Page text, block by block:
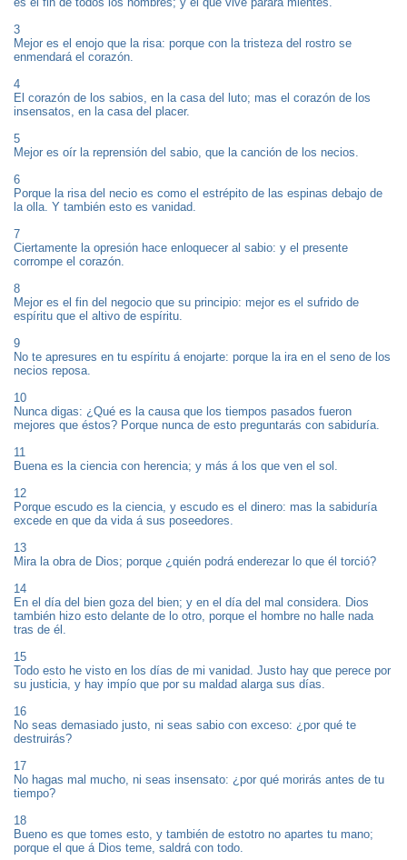
3
Mejor es el enojo que la risa: porque con la tristeza del rostro se
enmendará el corazón.
4
El corazón de los sabios, en la casa del luto; mas el corazón de los
insensatos, en la casa del placer.
5
Mejor es oír la reprensión del sabio, que la canción de los necios.
6
Porque la risa del necio es como el estrépito de las espinas debajo de
la olla. Y también esto es vanidad.
7
Ciertamente la opresión hace enloquecer al sabio: y el presente
corrompe el corazón.
8
Mejor es el fin del negocio que su principio: mejor es el sufrido de
espíritu que el altivo de espíritu.
9
No te apresures en tu espíritu á enojarte: porque la ira en el seno de los
necios reposa.
10
Nunca digas: ¿Qué es la causa que los tiempos pasados fueron
mejores que éstos? Porque nunca de esto preguntarás con sabiduría.
11
Buena es la ciencia con herencia; y más á los que ven el sol.
12
Porque escudo es la ciencia, y escudo es el dinero: mas la sabiduría
excede en que da vida á sus poseedores.
13
Mira la obra de Dios; porque ¿quién podrá enderezar lo que él torció?
14
En el día del bien goza del bien; y en el día del mal considera. Dios
también hizo esto delante de lo otro, porque el hombre no halle nada
tras de él.
15
Todo esto he visto en los días de mi vanidad. Justo hay que perece por
su justicia, y hay impío que por su maldad alarga sus días.
16
No seas demasiado justo, ni seas sabio con exceso: ¿por qué te
destruirás?
17
No hagas mal mucho, ni seas insensato: ¿por qué morirás antes de tu
tiempo?
18
Bueno es que tomes esto, y también de estotro no apartes tu mano;
porque el que á Dios teme, saldrá con todo.